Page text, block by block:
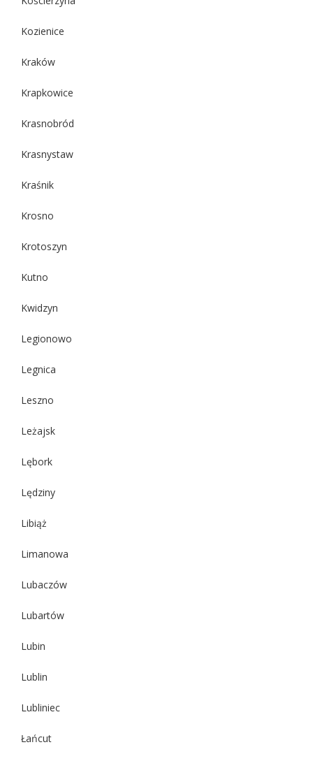
Kozienice
Kraków
Krapkowice
Krasnobród
Krasnystaw
Kraśnik
Krosno
Krotoszyn
Kutno
Kwidzyn
Legionowo
Legnica
Leszno
Leżajsk
Lębork
Lędziny
Libiąż
Limanowa
Lubaczów
Lubartów
Lubin
Lublin
Lubliniec
Łańcut